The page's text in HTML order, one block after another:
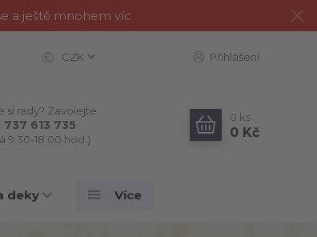
a ještě mnohem víc
CZK Přihlášení
si rady? Zavolejte.
737 613 735
9:30-18:00 hod.)
0 ks
0 Kč
deky Více